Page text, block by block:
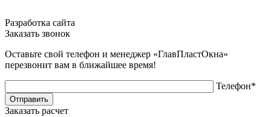
Разработка сайта
Заказать звонок
Оставьте свой телефон и менеджер «ГлавПластОкна»
перезвонит вам в ближайшее время!
Телефон*
Заказать расчет